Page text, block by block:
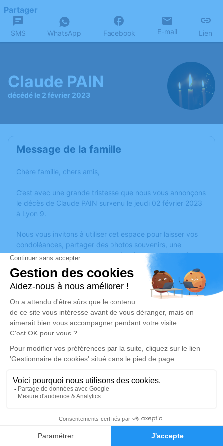
Faire-part Hommages
Partager
SMS WhatsApp Facebook E-mail Lien
Claude PAIN
décédé le 2 février 2023
Message de la famille
Chère famille, chers amis,
C’est avec une grande tristesse que nous vous annonçons
le décès de Claude PAIN survenu le jeudi 02 février 2023
à Lyon 9.
Nous vous invitons à utiliser cet espace pour laisser vos
condoléances, partager des photos souvenirs, une
anecdote ou exprimer vos pensées à travers des poèmes
ou des textes. Cet endroit est un lieu d'expression dédié à
honorer la mémoire de Claude PAIN.
Un service de plantation d’arbre hommage estdisponible
samedi 11 février 2023 à 09h30
Chapelle Parc Cimetière Communautaire 161,
bd Université